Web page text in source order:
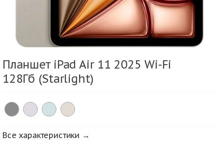
Планшет iPad Air 11 2025 Wi-Fi
128Гб (Starlight)
Все характеристики →